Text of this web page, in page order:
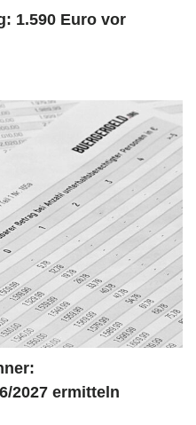
1.590 Euro vor
2027 ermitteln